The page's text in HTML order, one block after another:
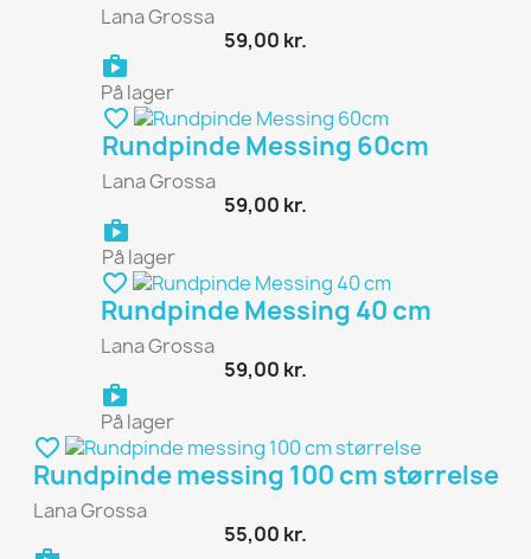
Lana Grossa
59,00 kr.
shopping_bag
På lager
favorite_border
Rundpinde Messing 60cm
Lana Grossa
59,00 kr.
shopping_bag
På lager
favorite_border
Rundpinde Messing 40 cm
Lana Grossa
59,00 kr.
shopping_bag
På lager
favorite_border
Rundpinde messing 100 cm størrelse
Lana Grossa
55,00 kr.